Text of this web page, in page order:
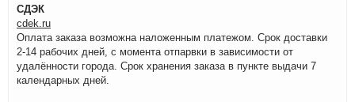
СДЭК
cdek.ru
Оплата заказа возможна наложенным платежом. Срок доставки
2-14 рабочих дней, с момента отпарвки в зависимости от
удалённости города. Срок хранения заказа в пункте выдачи 7
календарных дней.